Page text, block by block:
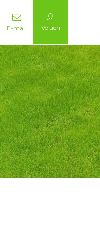
ons op
E-mail Volgen